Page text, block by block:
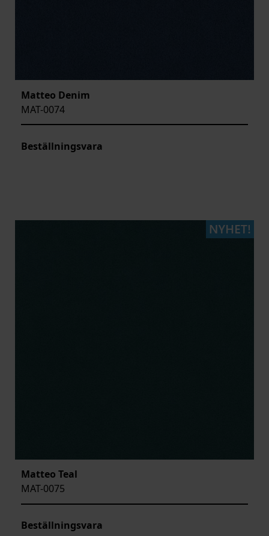
Matteo Denim
MAT-0074
Beställningsvara
Matteo Teal
MAT-0075
Beställningsvara